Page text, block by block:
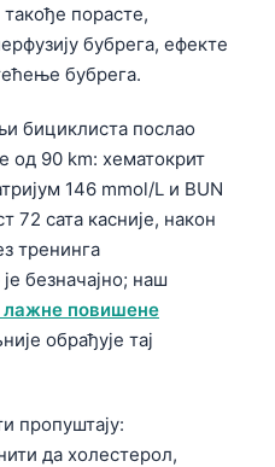
порасте,
бубрега, ефекте
бубрега.
бициклиста послао
од 90 km: хематокрит
146 mmol/L и BUN
72 сата касније, након
тренинга
безначајно; наш
лажне повишене
обрађује тај
пропуштају:
да холестерол,